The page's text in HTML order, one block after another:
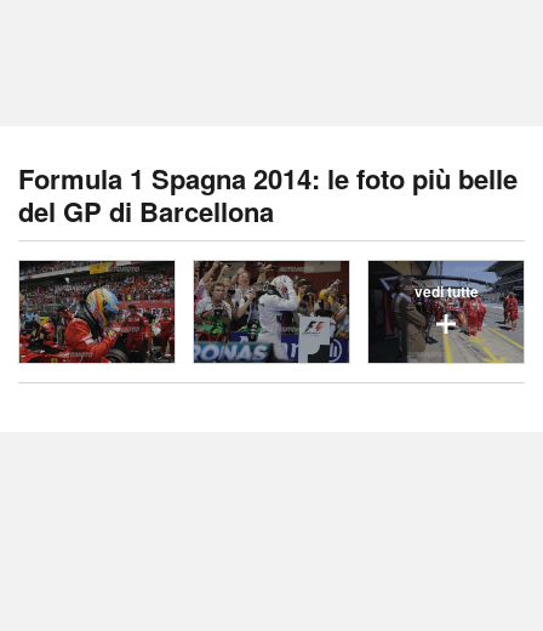
Formula 1 Spagna 2014: le foto più belle
del GP di Barcellona
vedi tutte